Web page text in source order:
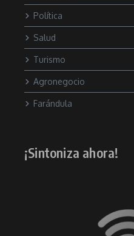
Política
Salud
Turismo
Agronegocio
Farándula
¡Sintoniza ahora!